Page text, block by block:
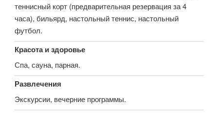
теннисный корт (предварительная резервация за 4
часа), бильярд, настольный теннис, настольный
футбол.
Красота и здоровье
Спа, сауна, парная.
Развлечения
Экскурсии, вечерние программы.